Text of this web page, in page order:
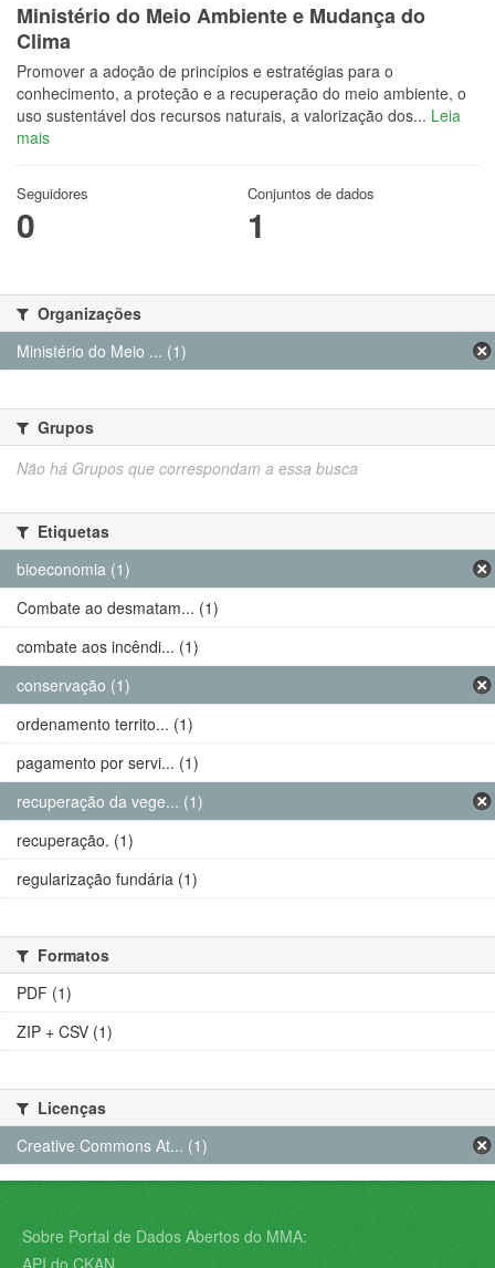
Ministério do Meio Ambiente e Mudança do
Clima
Promover a adoção de princípios e estratégias para o
conhecimento, a proteção e a recuperação do meio ambiente, o
uso sustentável dos recursos naturais, a valorização dos... Leia
mais
Seguidores
0
Conjuntos de dados
1
Organizações
Ministério do Meio ... (1)
Grupos
Não há Grupos que correspondam a essa busca
Etiquetas
bioeconomia (1)
Combate ao desmatam... (1)
combate aos incêndi... (1)
conservação (1)
ordenamento territo... (1)
pagamento por servi... (1)
recuperação da vege... (1)
recuperação. (1)
regularização fundária (1)
Formatos
PDF (1)
ZIP + CSV (1)
Licenças
Creative Commons At... (1)
Sobre Portal de Dados Abertos do MMA:
API do CKAN